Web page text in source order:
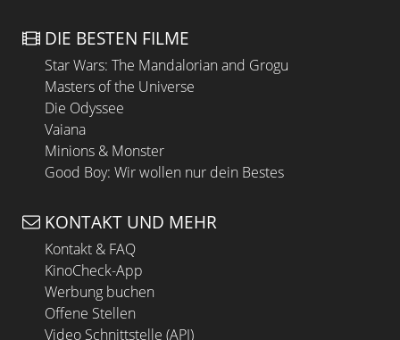
DIE BESTEN FILME
Star Wars: The Mandalorian and Grogu
Masters of the Universe
Die Odyssee
Vaiana
Minions & Monster
Good Boy: Wir wollen nur dein Bestes
KONTAKT UND MEHR
Kontakt & FAQ
KinoCheck-App
Werbung buchen
Offene Stellen
Video Schnittstelle (API)